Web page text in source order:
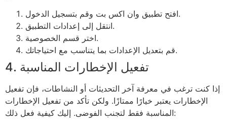
افتح تطبيق وان اكس بت وقم بتسجيل الدخول.
انتقل إلى إعدادات التطبيق.
اختر قسم الخصوصية.
قم بتعديل الإعدادات بما يتناسب مع احتياجاتك.
4. تفعيل الإخطارات المناسبة
إذا كنت ترغب في معرفة آخر التحديثات أو النشاطات، فإن تفعيل
الإخطارات يعتبر خيارًا ممتازًا. ولكن تأكد من تفعيل الإخطارات
المناسبة فقط لتجنب الفوضى. إليك كيفية فعل ذلك: